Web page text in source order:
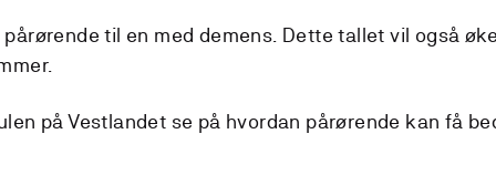
til en med demens. Dette tallet vil også
på Vestlandet se på hvordan pårørende kan få